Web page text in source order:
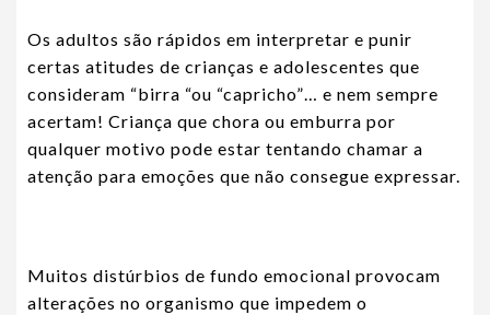
Os adultos são rápidos em interpretar e punir
certas atitudes de crianças e adolescentes que
consideram “birra “ou “capricho”… e nem sempre
acertam! Criança que chora ou emburra por
qualquer motivo pode estar tentando chamar a
atenção para emoções que não consegue expressar.
Muitos distúrbios de fundo emocional provocam
alterações no organismo que impedem o